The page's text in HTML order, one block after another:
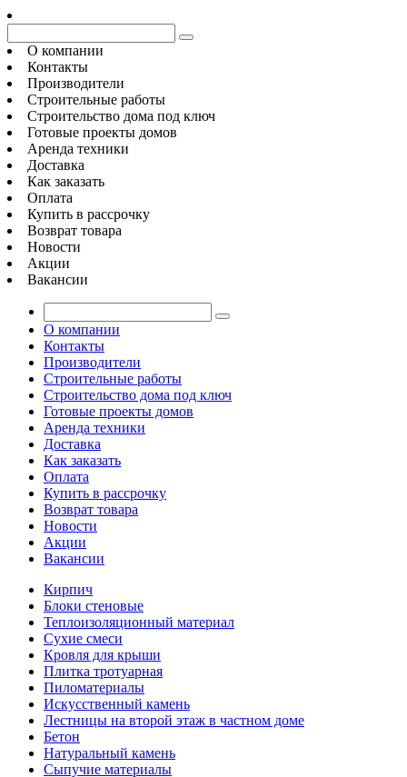
О компании
Контакты
Производители
Строительные работы
Строительство дома под ключ
Готовые проекты домов
Аренда техники
Доставка
Как заказать
Оплата
Купить в рассрочку
Возврат товара
Новости
Акции
Вакансии
О компании
Контакты
Производители
Строительные работы
Строительство дома под ключ
Готовые проекты домов
Аренда техники
Доставка
Как заказать
Оплата
Купить в рассрочку
Возврат товара
Новости
Акции
Вакансии
Кирпич
Блоки стеновые
Теплоизоляционный материал
Сухие смеси
Кровля для крыши
Плитка тротуарная
Пиломатериалы
Искусственный камень
Лестницы на второй этаж в частном доме
Бетон
Натуральный камень
Сыпучие материалы